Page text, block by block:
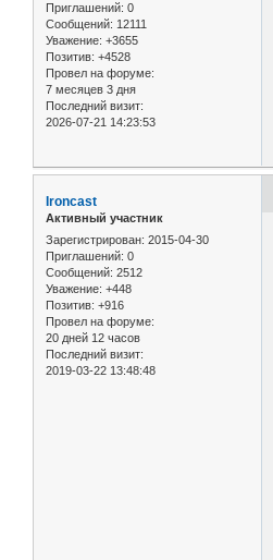
Приглашений: 0
Сообщений: 12111
Уважение: +3655
Позитив: +4528
Провел на форуме:
7 месяцев 3 дня
Последний визит:
2026-07-21 14:23:53
Ironcast
Активный участник
Зарегистрирован: 2015-04-30
Приглашений: 0
Сообщений: 2512
Уважение: +448
Позитив: +916
Провел на форуме:
20 дней 12 часов
Последний визит:
2019-03-22 13:48:48